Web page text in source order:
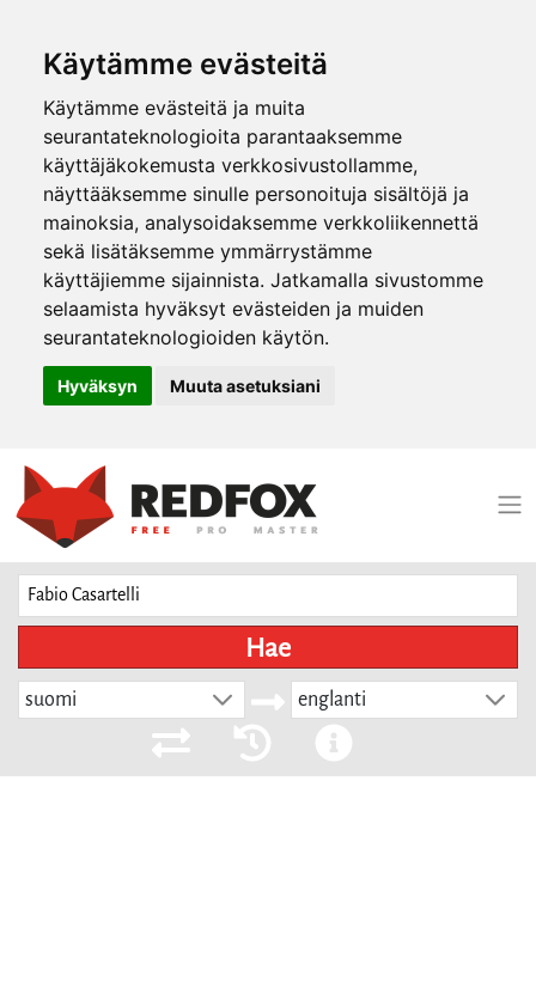
Käytämme evästeitä
Käytämme evästeitä ja muita
seurantateknologioita parantaaksemme
käyttäjäkokemusta verkkosivustollamme,
näyttääksemme sinulle personoituja sisältöjä ja
mainoksia, analysoidaksemme verkkoliikennettä
sekä lisätäksemme ymmärrystämme
käyttäjiemme sijainnista. Jatkamalla sivustomme
selaamista hyväksyt evästeiden ja muiden
seurantateknologioiden käytön.
Hyväksyn Muuta asetuksiani
Hae
suomi englanti